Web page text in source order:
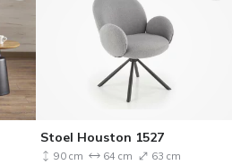
Stoel Houston 1527
90 cm 64 cm 63 cm